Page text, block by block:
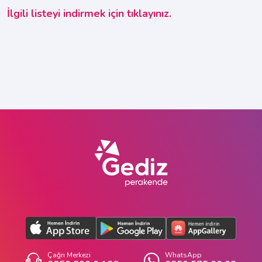
İlgili listeyi indirmek için tıklayınız.
Çağrı Merkezi WhatsApp